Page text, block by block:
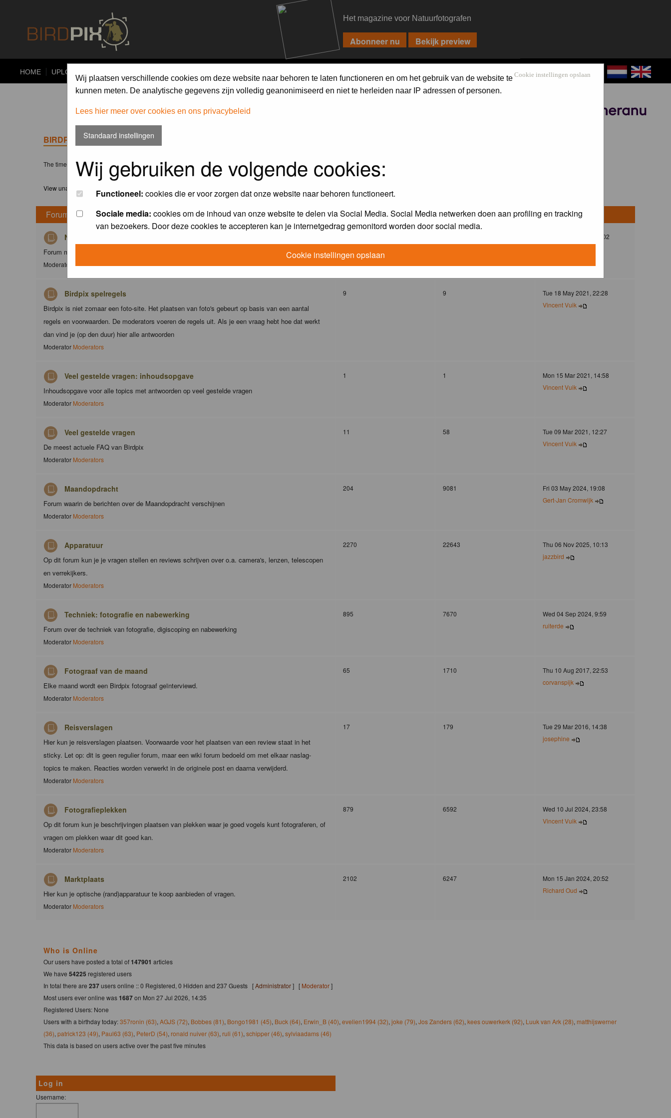
Het magazine voor Natuurfotografen
HOME UPLOAD Cookie instellingen opslaan
Wij plaatsen verschillende cookies om deze website naar behoren te laten functioneren en om het gebruik van de website te
kunnen meten. De analytische gegevens zijn volledig geanonimiseerd en niet te herleiden naar IP adressen of personen.
Lees hier meer over cookies en ons privacybeleid
Standaard instellingen
Wij gebruiken de volgende cookies:
Functioneel: cookies die er voor zorgen dat onze website naar behoren functioneert.
Sociale media: cookies om de inhoud van onze website te delen via Social Media. Social Media netwerken doen aan profiling en tracking
van bezoekers. Door deze cookies te accepteren kan je internetgedrag gemonitord worden door social media.
Cookie instellingen opslaan
BIRDPIX.NL FORUM INDEX
The time now is Thu 06 Aug 2026, 0:28
View unanswered posts
Forum Topics Posts Last Post
Nieuws
Forum met nieuwsberichten over Birdpix
Moderator Moderators
Mon 30 Dec 2024, 21:02
Birdpix spelregels
Birdpix is niet zomaar een foto-site. Het plaatsen van foto's gebeurt op basis van een aantal
regels en voorwaarden. De moderators voeren de regels uit. Als je een vraag hebt hoe dat werkt
dan vind je (op den duur) hier alle antwoorden
Moderator Moderators
9 9
Tue 18 May 2021, 22:28
Vincent Vuik
Veel gestelde vragen: inhoudsopgave
Inhoudsopgave voor alle topics met antwoorden op veel gestelde vragen
Moderator Moderators
1 1
Mon 15 Mar 2021, 14:58
Vincent Vuik
Veel gestelde vragen
De meest actuele FAQ van Birdpix
Moderator Moderators
11 58
Tue 09 Mar 2021, 12:27
Vincent Vuik
Maandopdracht
Forum waarin de berichten over de Maandopdracht verschijnen
Moderator Moderators
204 9081
Fri 03 May 2024, 19:08
Gert-Jan Cromwijk
Apparatuur
Op dit forum kun je je vragen stellen en reviews schrijven over o.a. camera's, lenzen, telescopen
en verrekijkers.
Moderator Moderators
2270 22643
Thu 06 Nov 2025, 10:13
jazzbird
Techniek: fotografie en nabewerking
Forum over de techniek van fotografie, digiscoping en nabewerking
Moderator Moderators
895 7670
Wed 04 Sep 2024, 9:59
ruiterde
Fotograaf van de maand
Elke maand wordt een Birdpix fotograaf geïnterviewd.
Moderator Moderators
65 1710
Thu 10 Aug 2017, 22:53
corvanspijk
Reisverslagen
Hier kun je reisverslagen plaatsen. Voorwaarde voor het plaatsen van een review staat in het
sticky. Let op: dit is geen regulier forum, maar een wiki forum bedoeld om met elkaar naslag-
topics te maken. Reacties worden verwerkt in de originele post en daarna verwijderd.
Moderator Moderators
17 179
Tue 29 Mar 2016, 14:38
josephine
Fotografieplekken
Op dit forum kun je beschrijvingen plaatsen van plekken waar je goed vogels kunt fotograferen, of
vragen om plekken waar dit goed kan.
Moderator Moderators
879 6592
Wed 10 Jul 2024, 23:58
Vincent Vuik
Marktplaats
Hier kun je optische (rand)apparatuur te koop aanbieden of vragen.
Moderator Moderators
2102 6247
Mon 15 Jan 2024, 20:52
Richard Oud
Who is Online
Our users have posted a total of147901 articles
We have 54225 registered users
In total there are 237users online :: 0 Registered, 0 Hidden and 237 Guests [Administrator] [ Moderator]
Most users ever online was1687on Mon 27 Jul 2026, 14:35
Registered Users: None
Users with a birthday today:357ronin (63), AGJS (72), Bobbes (81), Bongo1981 (45), Buck (64), Erwin_B (40), evelien1994 (32), joke (79), Jos Zanders (62), kees ouwerkerk (92), Luuk van Ark (28), matthijswerner
(36), patrick123 (49), Paul63 (63), PeterD (54), ronald nuiver (63), ruli (61), schipper (46), sylviaadams (46)
This data is based on users active over the past five minutes
Log in
Username: